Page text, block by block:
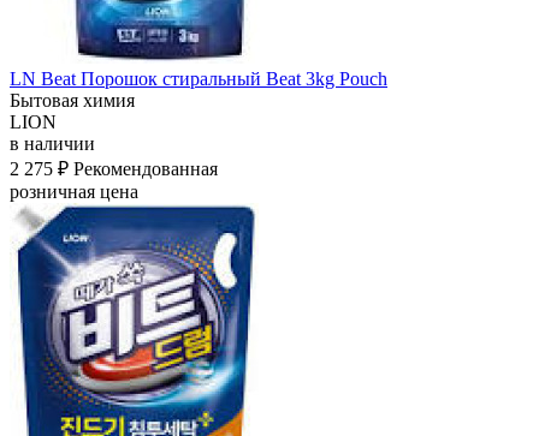
LN Beat Порошок стиральный Beat 3kg Pouch
Бытовая химия
LION
в наличии
2 275 ₽ Рекомендованная
розничная цена